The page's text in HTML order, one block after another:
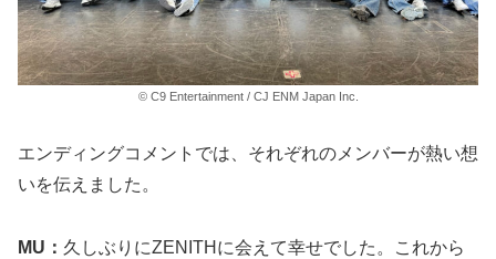
© C9 Entertainment / CJ ENM Japan Inc.
エンディングコメントでは、それぞれのメンバーが熱い想
いを伝えました。
MU： 久しぶりにZENITHに会えて幸せでした。これから